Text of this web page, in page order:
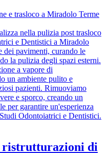
e trasloco a Miradolo Terme
nella pulizia post trasloco
e Dentistici a Miradolo
dei pavimenti, curando le
la pulizia degli spazi esterni.
a vapore di
un ambiente pulito e
pazienti. Rimuoviamo
e sporco, creando un
per garantire un'esperienza
Odontoiatrici e Dentistici.
ristrutturazioni di